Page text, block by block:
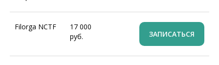
Filorga NCTF
17 000
руб.
ЗАПИСАТЬСЯ